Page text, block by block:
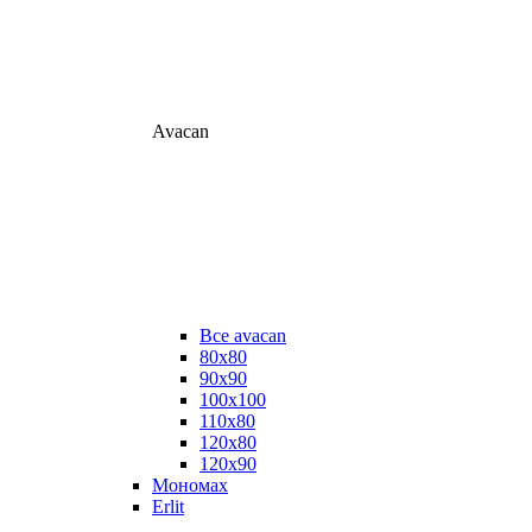
Avacan
Все avacan
80х80
90х90
100х100
110х80
120х80
120х90
Мономах
Erlit